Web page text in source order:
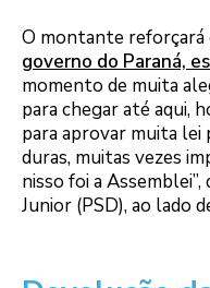
O montante reforçará
governo do Paraná,
momento de muita
para chegar até aqui,
para aprovar muita lei
duras, muitas vezes
nisso foi a
Junior (PSD), ao lado